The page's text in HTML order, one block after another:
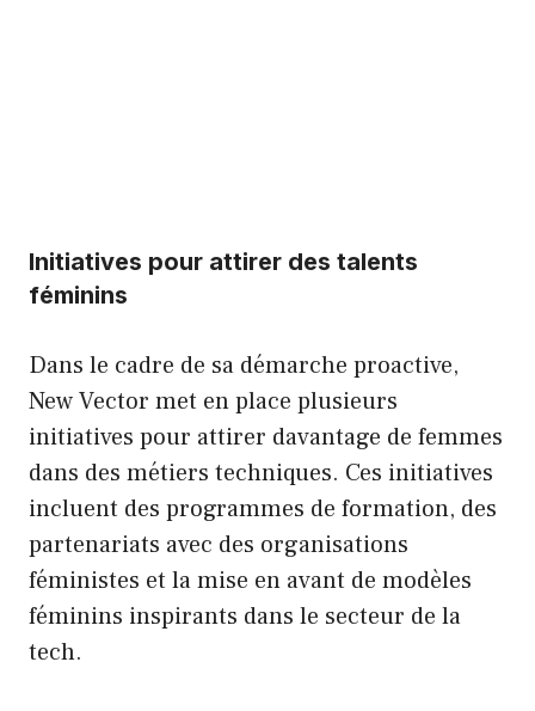
Initiatives pour attirer des talents
féminins
Dans le cadre de sa démarche proactive,
New Vector met en place plusieurs
initiatives pour attirer davantage de femmes
dans des métiers techniques. Ces initiatives
incluent des programmes de formation, des
partenariats avec des organisations
féministes et la mise en avant de modèles
féminins inspirants dans le secteur de la
tech.